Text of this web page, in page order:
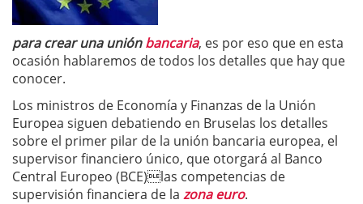
para crear una uniónbancaria, es por eso que en esta
ocasión hablaremos de todos los detalles que hay que
conocer.
Los ministros de Economía y Finanzas de la Unión
Europea siguen debatiendo en Bruselas los detalles
sobre el primer pilar de la unión bancaria europea, el
supervisor financiero único, que otorgará al Banco
Central Europeo (BCE)las competencias de
supervisión financiera de la zona euro.